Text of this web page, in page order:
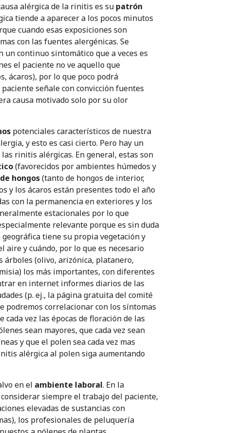
alérgica de la rinitis es su patrón
tiende a aparecer a los pocos minutos
cuando esas exposiciones son
con las fuentes alergénicas. Se
continuo sintomático que a veces es
el paciente no ve aquello que
ácaros), por lo que poco podrá
señale con convicción fuentes
causa motivado solo por su olor
potenciales característicos de nuestra
y esto es casi cierto. Pero hay un
rinitis alérgicas. En general, estas son
(favorecidos por ambientes húmedos y
hongos(tanto de hongos de interior,
y los ácaros están presentes todo el año
con la permanencia en exteriores y los
estacionales por lo que
relevante porque es sin duda
tiene su propia vegetación y
y cuándo, por lo que es necesario
árboles (olivo, arizónica, platanero,
los más importantes, con diferentes
en internet informes diarios de las
(p. ej., la página gratuita del comité
podremos correlacionar con los síntomas
cada vez las épocas de floración de las
sean mayores, que cada vez sean
y que el polen sea cada vez mas
alérgica al polen siga aumentando
en el ambiente laboral. En la
siempre el trabajo del paciente,
elevadas de sustancias con
los profesionales de peluquería